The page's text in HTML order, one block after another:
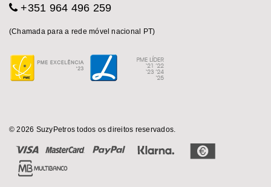
+351 964 496 259
(Chamada para a rede móvel nacional PT)
© 2026 SuzyPetros todos os direitos reservados.